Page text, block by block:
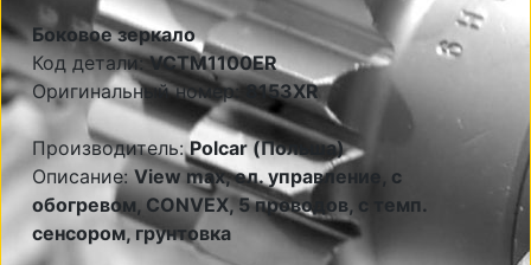
Боковое зеркало
Код детали:VCTM1100ER
Оригинальный номер:8153XR
Производитель:Polcar (Польша)
Описание:View max, ел. управление, с
обогревом, CONVEX, 5 проводов, с темп.
сенсором, грунтовка